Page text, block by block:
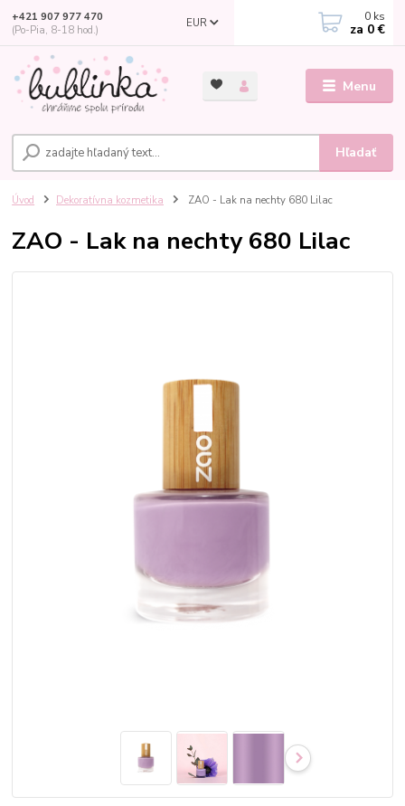
Menu
EUR
Hľadať
+421 907 977 470
(Po-Pia, 8-18 hod.)
0 ks
za 0 €
Úvod Dekoratívna kozmetika ZAO - Lak na nechty 680 Lilac
ZAO - Lak na nechty 680 Lilac